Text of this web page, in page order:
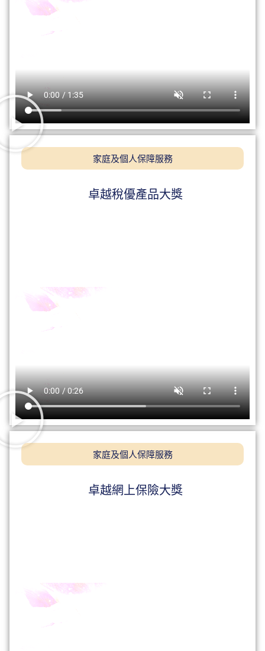
家庭及個人保障服務
卓越稅優產品大獎
家庭及個人保障服務
卓越網上保險大獎